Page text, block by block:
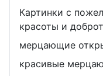
Картинки с
красоты и
мерцающие
красивые